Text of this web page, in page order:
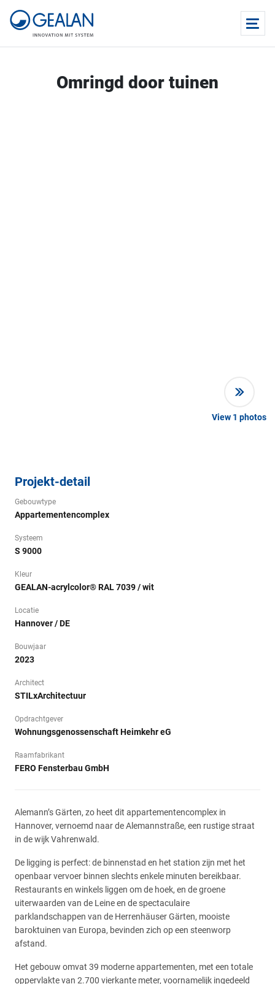
Omringd door tuinen
View 1 photos
Projekt-detail
Gebouwtype
Appartementencomplex
Systeem
S 9000
Kleur
GEALAN-acrylcolor® RAL 7039 / wit
Locatie
Hannover / DE
Bouwjaar
2023
Architect
STILxArchitectuur
Opdrachtgever
Wohnungsgenossenschaft Heimkehr eG
Raamfabrikant
FERO Fensterbau GmbH
Alemann’s Gärten, zo heet dit appartementencomplex in
Hannover, vernoemd naar de Alemannstraße, een rustige straat
in de wijk Vahrenwald.
De ligging is perfect: de binnenstad en het station zijn met het
openbaar vervoer binnen slechts enkele minuten bereikbaar.
Restaurants en winkels liggen om de hoek, en de groene
uiterwaarden van de Leine en de spectaculaire
parklandschappen van de Herrenhäuser Gärten, mooiste
baroktuinen van Europa, bevinden zich op een steenworp
afstand.
Het gebouw omvat 39 moderne appartementen, met een totale
oppervlakte van 2.700 vierkante meter, voornamelijk ingedeeld